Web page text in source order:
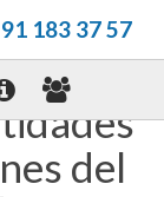
91 183 37 57
del